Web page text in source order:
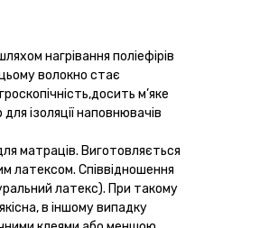
нагрівання поліефірів
волокно стає
м’яке
ізоляції наповнювачів
матраців. Виготовляється
латексом. Співвідношення
латекс). При такому
в іншому випадку